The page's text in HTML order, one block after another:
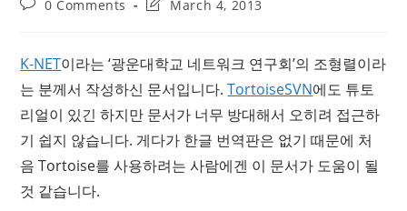
0 Comments March 4, 2013
K-NET이라는 ‘광운대학교 네트워크 연구회’의 조형렬이라
는 분께서 작성하신 문서입니다.TortoiseSVN에도 튜토
리얼이 있긴 하지만 문서가 너무 방대해서 오히려 접근하
기 쉽지 않습니다. 게다가 한글 번역판은 없기 때문에 처
음 Tortoise를 사용하려는 사람에겐 이 문서가 도움이 될
것 같습니다.